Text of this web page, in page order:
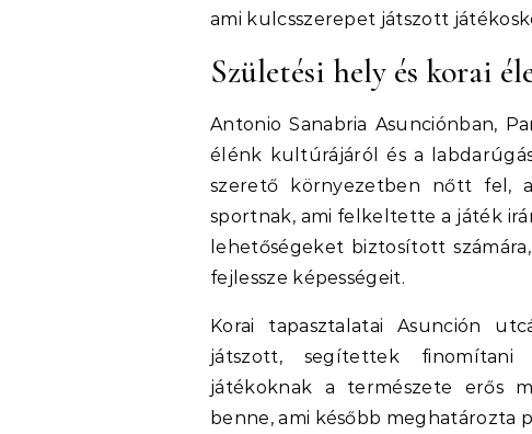
ami kulcsszerepet játszott
Születési hely és korai
Antonio Sanabria Asunciónban,
élénk kultúrájáról és a
szerető környezetben nőtt fel,
sportnak, ami felkeltette a játék
lehetőségeket biztosított
fejlessze képességeit.
Korai tapasztalatai Asunción
játszott, segítettek finomítani
játékoknak a természete erős
benne, ami később meghatározta